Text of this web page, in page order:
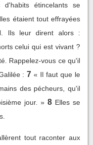
d'habits étincelants se
étaient tout effrayées
Ils leur dirent alors :
celui qui est vivant ?
Rappelez-vous ce qu'il
: 7 « Il faut que le
des pécheurs, qu'il
jour. » 8 Elles se
tout raconter aux